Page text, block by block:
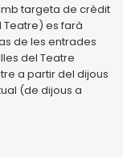
targeta de crèdit
Teatre) es farà
de les entrades
del Teatre
a partir del dijous
(de dijous a